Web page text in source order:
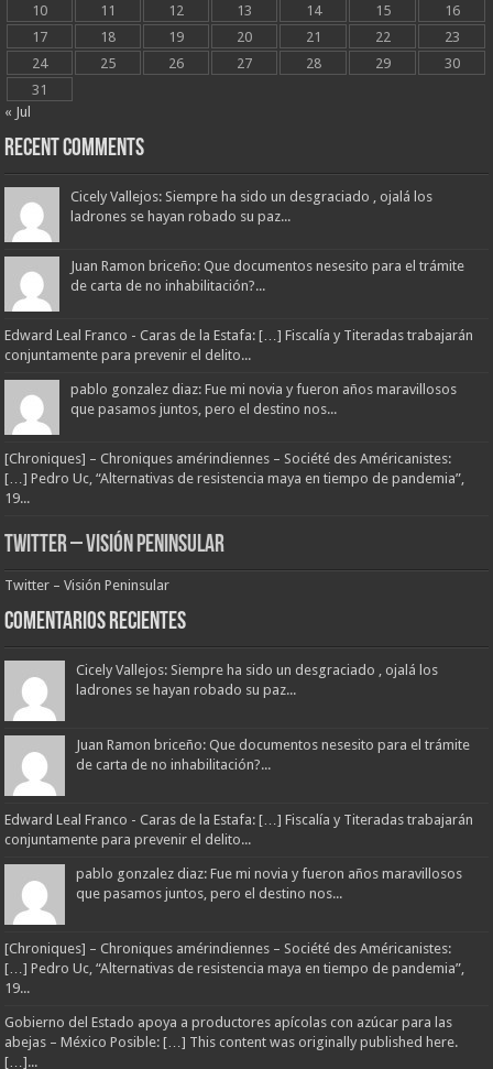
10
11 12 13 14 15
16
17
18 19 20 21 22
23
24
25 26 27 28 29
30
31
« Jul
Recent Comments
Cicely Vallejos: Siempre ha sido un desgraciado , ojalá los
ladrones se hayan robado su paz...
Juan Ramon briceño: Que documentos nesesito para el trámite
de carta de no inhabilitación?...
Edward Leal Franco - Caras de la Estafa: […] Fiscalía y Titeradas trabajarán
conjuntamente para prevenir el delito...
pablo gonzalez diaz: Fue mi novia y fueron años maravillosos
que pasamos juntos, pero el destino nos...
[Chroniques] – Chroniques amérindiennes – Société des Américanistes:
[…] Pedro Uc, “Alternativas de resistencia maya en tiempo de pandemia”,
19...
Twitter – Visión Peninsular
Twitter – Visión Peninsular
Comentarios Recientes
Cicely Vallejos: Siempre ha sido un desgraciado , ojalá los
ladrones se hayan robado su paz...
Juan Ramon briceño: Que documentos nesesito para el trámite
de carta de no inhabilitación?...
Edward Leal Franco - Caras de la Estafa: […] Fiscalía y Titeradas trabajarán
conjuntamente para prevenir el delito...
pablo gonzalez diaz: Fue mi novia y fueron años maravillosos
que pasamos juntos, pero el destino nos...
[Chroniques] – Chroniques amérindiennes – Société des Américanistes:
[…] Pedro Uc, “Alternativas de resistencia maya en tiempo de pandemia”,
19...
Gobierno del Estado apoya a productores apícolas con azúcar para las
abejas – México Posible: […] This content was originally published here.
[…]...